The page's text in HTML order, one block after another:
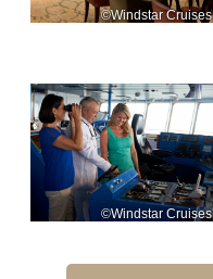
©Windstar Cruises
©Windstar Cruises